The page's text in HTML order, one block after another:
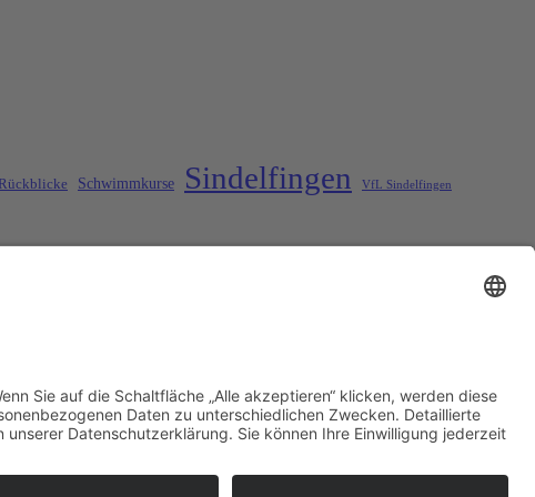
Rückblicke Schwimmkurse Sindelfingen VfL Sindelfingen